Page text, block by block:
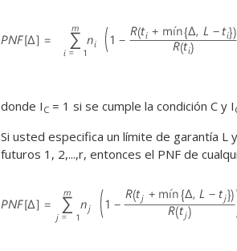
donde I C = 1 si se cumple la condición C y I
Si usted especifica un límite de garantía L
futuros 1, 2,...,r, entonces el PNF de